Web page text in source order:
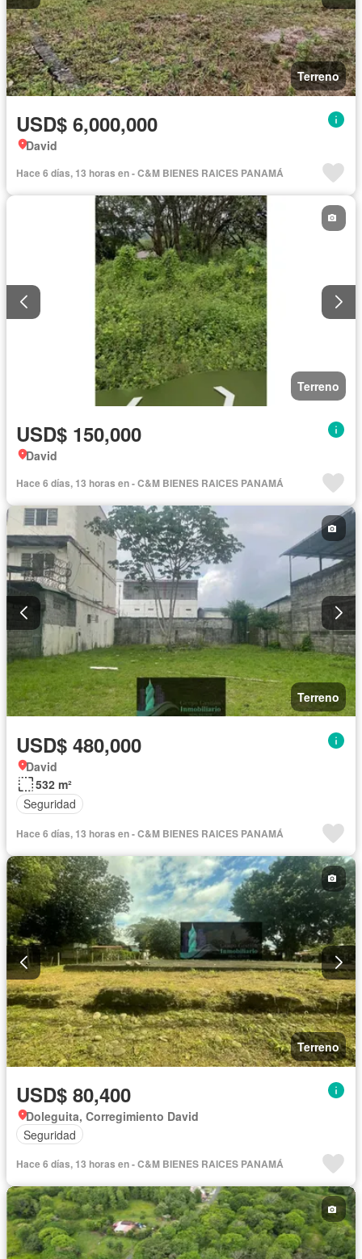
Terreno
USD$ 6,000,000
David
Hace 6 días, 13 horas en - C&M BIENES RAICES PANAMÁ
Terreno
USD$ 150,000
David
Hace 6 días, 13 horas en - C&M BIENES RAICES PANAMÁ
Terreno
USD$ 480,000
David
532 m²
Seguridad
Hace 6 días, 13 horas en - C&M BIENES RAICES PANAMÁ
Terreno
USD$ 80,400
Doleguita, Corregimiento David
Seguridad
Hace 6 días, 13 horas en - C&M BIENES RAICES PANAMÁ